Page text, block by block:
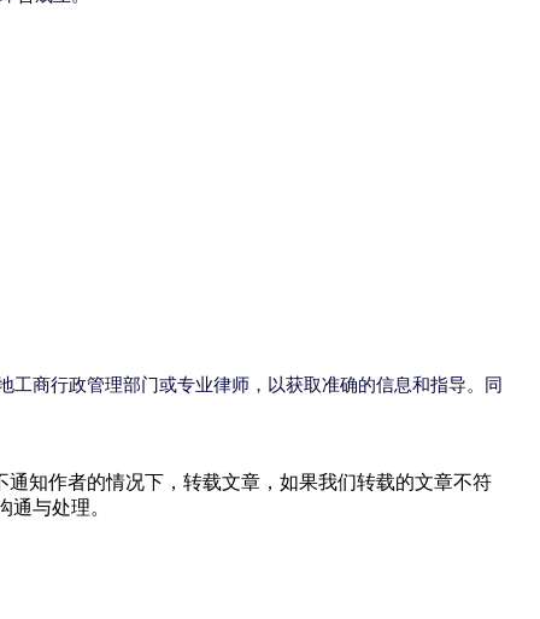
商行政管理部门或专业律师，以获取准确的信息和指导。同
知作者的情况下，转载文章，如果我们转载的文章不符
通与处理。